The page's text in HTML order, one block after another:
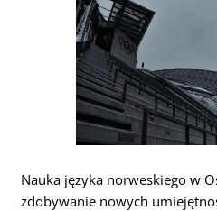
Nauka języka norweskiego w
zdobywanie nowych